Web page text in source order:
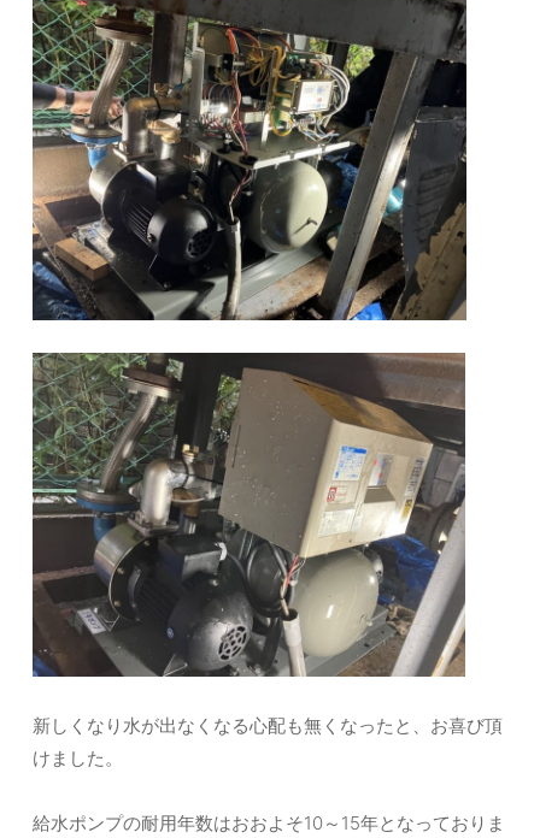
新しくなり水が出なくなる心配も無くなったと、お喜び頂
けました。
給水ポンプの耐用年数はおおよそ10～15年となっておりま